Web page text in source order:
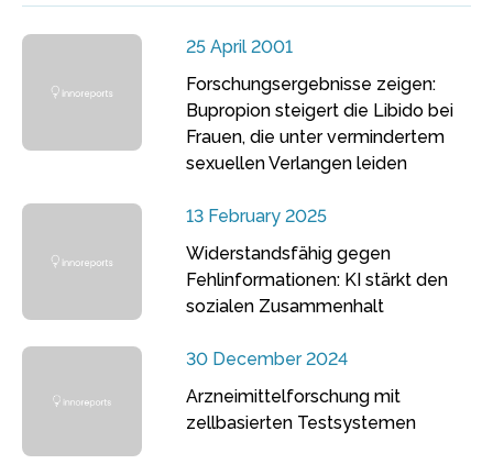
25 April 2001
Forschungsergebnisse zeigen:
Bupropion steigert die Libido bei
Frauen, die unter vermindertem
sexuellen Verlangen leiden
13 February 2025
Widerstandsfähig gegen
Fehlinformationen: KI stärkt den
sozialen Zusammenhalt
30 December 2024
Arzneimittelforschung mit
zellbasierten Testsystemen